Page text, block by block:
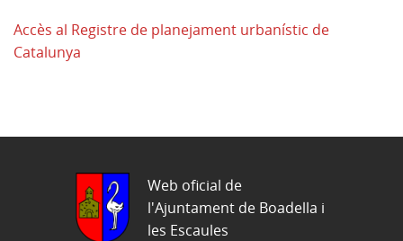
Accès al Registre de planejament urbanístic de
Catalunya
Web oficial de
l'Ajuntament de Boadella i
les Escaules